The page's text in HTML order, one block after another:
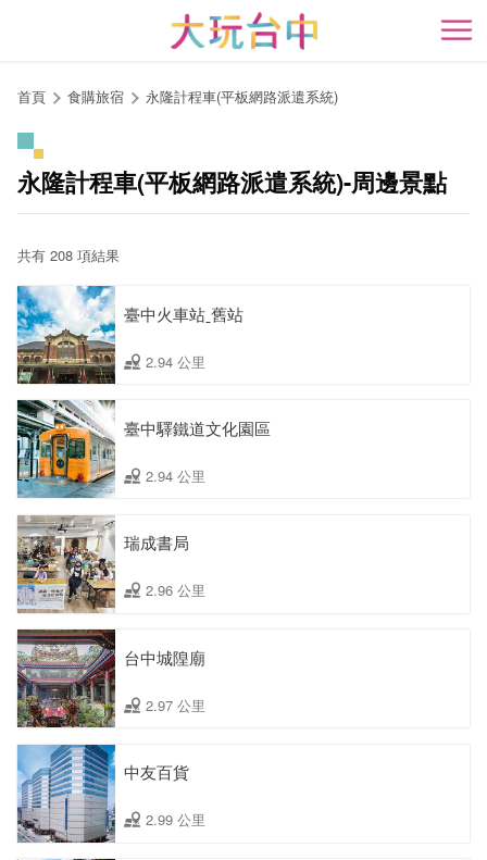
開
首頁 食購旅宿 永隆計程車(平板網路派遣系統)
永隆計程車(平板網路派遣系統)-周邊景點
共有 208 項結果
臺中火車站ˍ舊站
2.94 公里
臺中驛鐵道文化園區
2.94 公里
瑞成書局
2.96 公里
台中城隍廟
2.97 公里
中友百貨
2.99 公里